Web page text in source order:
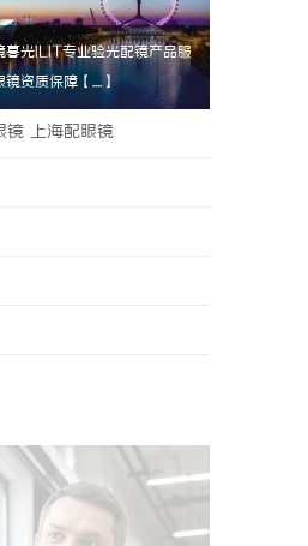
暮光ILIT专业验光配镜产品服
资质保障【....】
镜 上海配眼镜